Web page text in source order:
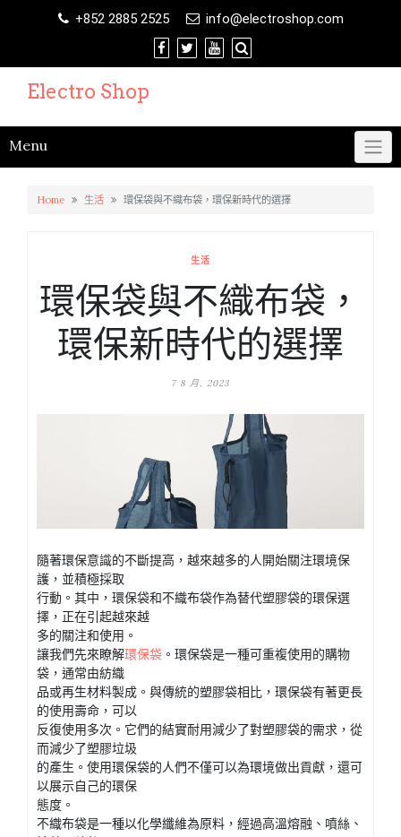
+852 2885 2525 info@electroshop.com
Electro Shop
Menu
Home 生活 環保袋與不織布袋，環保新時代的選擇
生活
環保袋與不織布袋，
環保新時代的選擇
7 8 月, 2023
隨著環保意識的不斷提高，越來越多的人開始關注環境保
護，並積極採取
行動。其中，環保袋和不織布袋作為替代塑膠袋的環保選
擇，正在引起越來越
多的關注和使用。
讓我們先來瞭解環保袋 。環保袋是一種可重複使用的購物
袋，通常由紡織
品或再生材料製成。與傳統的塑膠袋相比，環保袋有著更長
的使用壽命，可以
反復使用多次。它們的結實耐用減少了對塑膠袋的需求，從
而減少了塑膠垃圾
的產生。使用環保袋的人們不僅可以為環境做出貢獻，還可
以展示自己的環保
態度。
不織布袋是一種以化學纖維為原料，經過高溫熔融、噴絲、